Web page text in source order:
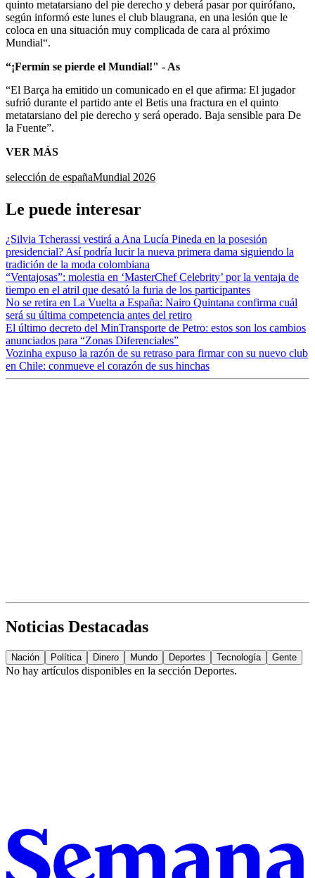
quinto metatarsiano del pie derecho y deberá pasar por quirófano,
según informó este lunes el club blaugrana, en una lesión que le
coloca en una situación muy complicada de cara al próximo
Mundial“.
“¡Fermín se pierde el Mundial!" - As
“El Barça ha emitido un comunicado en el que afirma: El jugador
sufrió durante el partido ante el Betis una fractura en el quinto
metatarsiano del pie derecho y será operado. Baja sensible para De
la Fuente”.
VER MÁS
selección de españaMundial 2026
Le puede interesar
¿Silvia Tcherassi vestirá a Ana Lucía Pineda en la posesión
presidencial? Así podría lucir la nueva primera dama siguiendo la
tradición de la moda colombiana
“Ventajosas”: molestia en ‘MasterChef Celebrity’ por la ventaja de
tiempo en el atril que desató la furia de los participantes
No se retira en La Vuelta a España: Nairo Quintana confirma cuál
será su última competencia antes del retiro
El último decreto del MinTransporte de Petro: estos son los cambios
anunciados para “Zonas Diferenciales”
Vozinha expuso la razón de su retraso para firmar con su nuevo club
en Chile: conmueve el corazón de sus hinchas
Noticias Destacadas
Nación Política Dinero Mundo Deportes Tecnología Gente
No hay artículos disponibles en la sección Deportes.